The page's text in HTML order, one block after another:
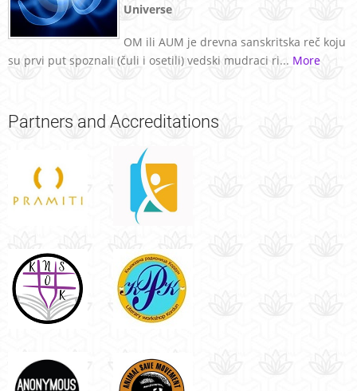
Universe
OM ili AUM je drevna sanskritska reč koju
su prvi put spoznali (čuli i osetili) vedski mudraci ri... More
Partners and Accreditations